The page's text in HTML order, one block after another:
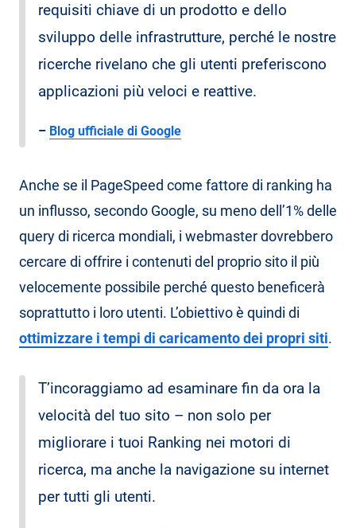
requisiti chiave di un prodotto e dello
sviluppo delle infrastrutture, perché le nostre
ricerche rivelano che gli utenti preferiscono
applicazioni più veloci e reattive.
– Blog ufficiale di Google
Anche se il PageSpeed come fattore di ranking ha
un influsso, secondo Google, su meno dell’1% delle
query di ricerca mondiali, i webmaster dovrebbero
cercare di offrire i contenuti del proprio sito il più
velocemente possibile perché questo beneficerà
soprattutto i loro utenti. L’obiettivo è quindi di
ottimizzare i tempi di caricamento dei propri siti.
T’incoraggiamo ad esaminare fin da ora la
velocità del tuo sito – non solo per
migliorare i tuoi Ranking nei motori di
ricerca, ma anche la navigazione su internet
per tutti gli utenti.